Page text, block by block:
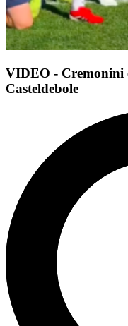
VIDEO - Cremonini
Casteldebole